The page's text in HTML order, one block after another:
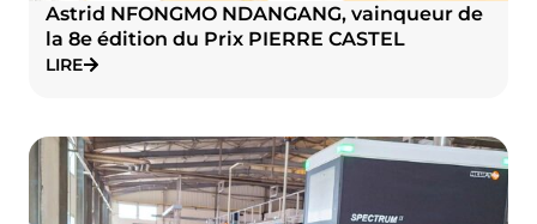
Astrid NFONGMO NDANGANG, vainqueur de
la 8e édition du Prix PIERRE CASTEL
LIRE